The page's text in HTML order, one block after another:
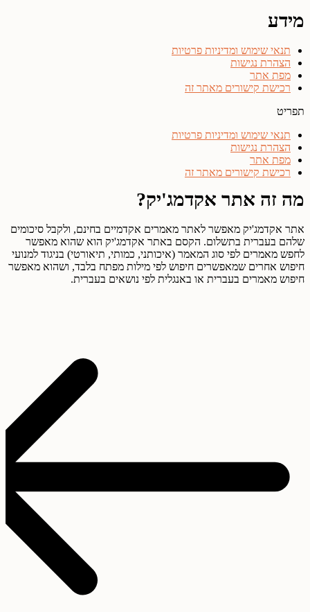
מידע
תנאי שימוש ומדיניות פרטיות
הצהרת נגישות
מפת אתר
רכישת קישורים מאתר זה
תפריט
תנאי שימוש ומדיניות פרטיות
הצהרת נגישות
מפת אתר
רכישת קישורים מאתר זה
מה זה אתר אקדמג'יק?
אתר אקדמג'יק מאפשר לאתר מאמרים אקדמיים בחינם, ולקבל סיכומים
שלהם בעברית בתשלום. הקסם באתר אקדמג'יק הוא שהוא מאפשר
לחפש מאמרים לפי סוג המאמר (איכותני, כמותי, תיאורטי) בניגוד למנועי
חיפוש אחרים שמאפשרים חיפוש לפי מילות מפתח בלבד, ושהוא מאפשר
חיפוש מאמרים בעברית או באנגלית לפי נושאים בעברית.